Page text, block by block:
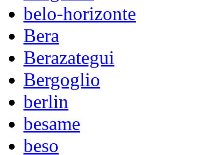
belo-horizonte
Bera
Berazategui
Bergoglio
berlin
besame
beso